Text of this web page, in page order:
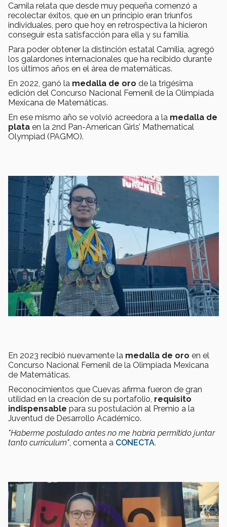
Camila relata que desde muy pequeña comenzó a
recolectar éxitos, que en un principio eran triunfos
individuales, pero que hoy en retrospectiva la hicieron
conseguir esta satisfacción para ella y su familia.
Para poder obtener la distinción estatal Camilia, agregó
los galardones internacionales que ha recibido durante
los últimos años en el área de matemáticas.
En 2022, ganó la medalla de oro de la trigésima
edición del Concurso Nacional Femenil de la Olimpiada
Mexicana de Matemáticas.
En ese mismo año se volvió acreedora a la medalla de
plata en la 2nd Pan-American Girls’ Mathematical
Olympiad (PAGMO).
En 2023 recibió nuevamente la medalla de oro en el
Concurso Nacional Femenil de la Olimpiada Mexicana
de Matemáticas.
Reconocimientos que Cuevas afirma fueron de gran
utilidad en la creación de su portafolio, requisito
indispensable para su postulación al Premio a la
Juventud de Desarrollo Académico.
"Haberme postulado antes no me habría permitido juntar
tanto currículum", comenta a CONECTA.